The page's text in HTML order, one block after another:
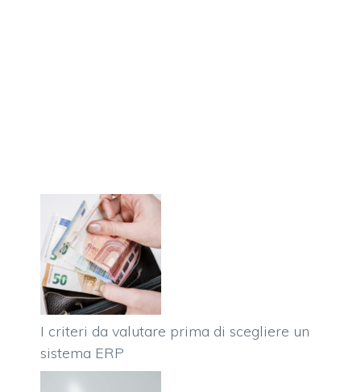
I criteri da valutare prima di scegliere un
sistema ERP